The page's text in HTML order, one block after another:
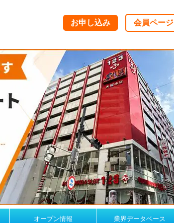
お申し込み 会員ページ
オープン情報 業界データベース